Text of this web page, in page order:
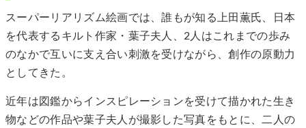
スーパーリアリズム絵画では、誰もが知る上田薫氏、日本
を代表するキルト作家・葉子夫人、2人はこれまでの歩み
のなかで互いに支え合い刺激を受けながら、創作の原動力
としてきた。
近年は図鑑からインスピレーションを受けて描かれた生き
物などの作品や葉子夫人が撮影した写真をもとに、二人の